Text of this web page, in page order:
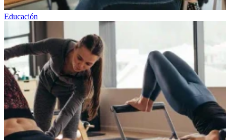
Educación